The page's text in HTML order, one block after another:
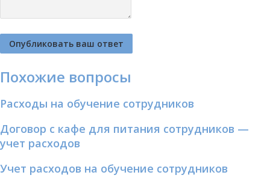
Похожие вопросы
Расходы на обучение сотрудников
Договор с кафе для питания сотрудников —
учет расходов
Учет расходов на обучение сотрудников